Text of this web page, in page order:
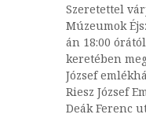
Szeretettel
Múzeumok
án 18:00
keretében
József
Riesz József
Deák Ferenc